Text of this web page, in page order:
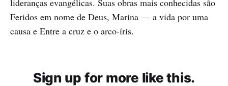
lideranças evangélicas. Suas obras mais conhecidas são
Feridos em nome de Deus, Marina — a vida por uma
causa e Entre a cruz e o arco-íris.
Sign up for more like this.